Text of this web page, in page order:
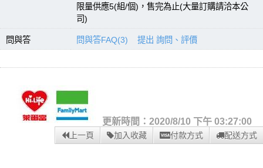
限量供應5(組/個)，售完為止(大量訂購請洽本公
司)
問與答 問與答FAQ(3) 提出 詢問、評價
更新時間：2020/8/10 下午 03:27:00
上一頁 加入收藏 付款方式 配送方式